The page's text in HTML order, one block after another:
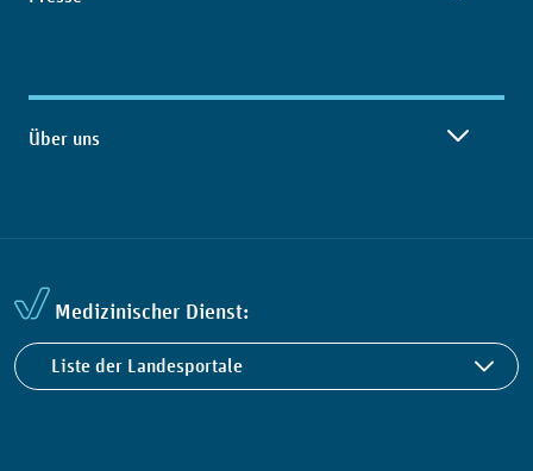
Über uns
Medizinischer Dienst:
Liste der Landesportale